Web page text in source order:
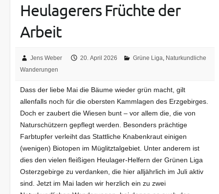
Heulagerers Früchte der
Arbeit
Jens Weber 20. April 2026 Grüne Liga, Naturkundliche
Wanderungen
Dass der liebe Mai die Bäume wieder grün macht, gilt
allenfalls noch für die obersten Kammlagen des Erzgebirges.
Doch er zaubert die Wiesen bunt – vor allem die, die von
Naturschützern gepflegt werden. Besonders prächtige
Farbtupfer verleiht das Stattliche Knabenkraut einigen
(wenigen) Biotopen im Müglitztalgebiet. Unter anderem ist
dies den vielen fleißigen Heulager-Helfern der Grünen Liga
Osterzgebirge zu verdanken, die hier alljährlich im Juli aktiv
sind. Jetzt im Mai laden wir herzlich ein zu zwei